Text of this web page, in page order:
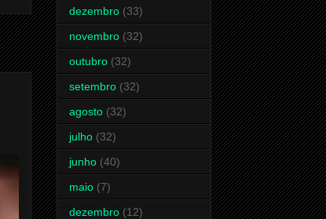
dezembro (33)
novembro (32)
outubro (32)
setembro (32)
agosto (32)
julho (32)
junho (40)
maio (7)
dezembro (12)